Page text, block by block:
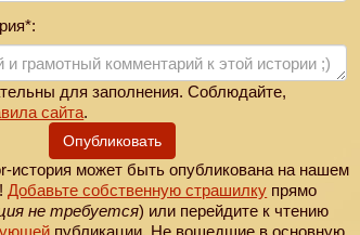
для заполнения. Соблюдайте,
сайта.
Опубликовать
история может быть опубликована на нашем
Добавьте собственную страшилку прямо
не требуется) или перейдите к чтению
публикации. Не вошедшие в основную